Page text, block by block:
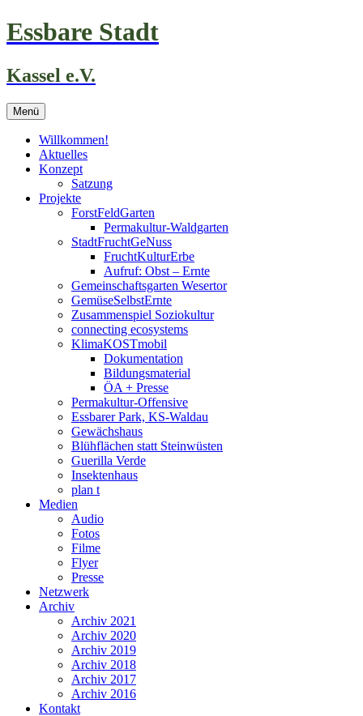
Zum
Inhalt
Essbare Stadt
Kassel e.V.
Menü
Willkommen!
Aktuelles
Konzept
Satzung
Projekte
ForstFeldGarten
Permakultur-Waldgarten
StadtFruchtGeNuss
FruchtKulturErbe
Aufruf: Obst – Ernte
Gemeinschaftsgarten Wesertor
GemüseSelbstErnte
Zusammenspiel Soziokultur
connecting ecosystems
KlimaKOSTmobil
Dokumentation
Bildungsmaterial
ÖA + Presse
Permakultur-Offensive
Essbarer Park, KS-Waldau
Gewächshaus
Blühflächen statt Steinwüsten
Guerilla Verde
Insektenhaus
plan t
Medien
Audio
Fotos
Filme
Flyer
Presse
Netzwerk
Archiv
Archiv 2021
Archiv 2020
Archiv 2019
Archiv 2018
Archiv 2017
Archiv 2016
Kontakt